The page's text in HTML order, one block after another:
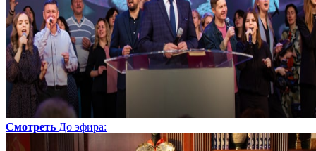
Смотреть До эфира: